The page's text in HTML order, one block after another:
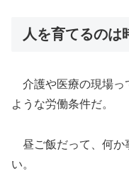
人を育てるのは
介護や医療の現場っ
ような労働条件だ。
昼ご飯だって、何か
い。